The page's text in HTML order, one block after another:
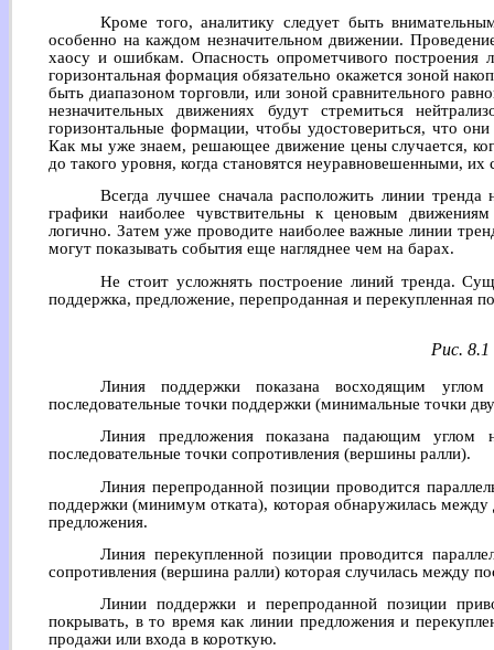
Кроме того, аналитику следует быть
особенно на каждом незначительном движении.
хаосу и ошибкам. Опасность опрометчивого построения
горизонтальная формация обязательно окажется зоной
быть диапазоном торговли, или зоной сравнительного
незначительных движениях будут стремиться
горизонтальные формации, чтобы удостовериться, что
Как мы уже знаем, решающее движение цены случается,
до такого уровня, когда становятся неуравновешенными,
Всегда лучшее сначала расположить линии
графики наиболее чувствительны к ценовым
логично. Затем уже проводите наиболее важные линии
могут показывать события еще нагляднее чем на барах.
Не стоит усложнять построение линий тренда.
поддержка, предложение, перепроданная и перекупленная
Рис. 8.1
Линия поддержки показана восходящим
последовательные точки поддержки (минимальные точки
Линия предложения показана падающим углом
последовательные точки сопротивления (вершины ралли).
Линия перепроданной позиции проводится
поддержки (минимум отката), которая обнаружилась
предложения.
Линия перекупленной позиции проводится
сопротивления (вершина ралли) которая случилась между
Линии поддержки и перепроданной позиции
покрывать, в то время как линии предложения и
продажи или входа в короткую.